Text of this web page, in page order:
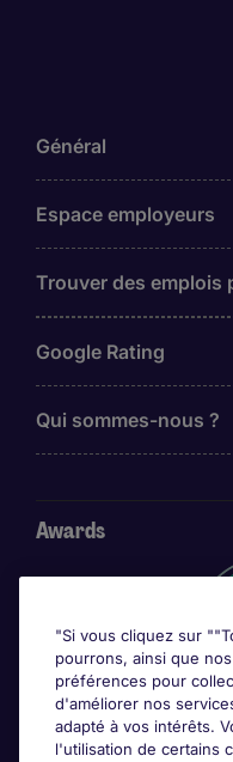
Général
Espace employeurs
Trouver des emplois
Google Rating
Qui sommes-nous ?
Awards
"Si vous cliquez sur
pourrons, ainsi que
préférences pour
d'améliorer nos
adapté à vos intérêts.
l'utilisation de certains